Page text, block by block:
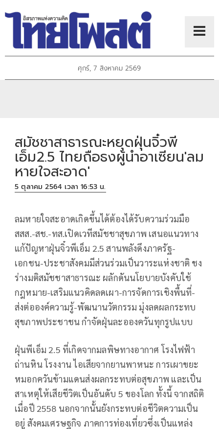
ศุกร์, 7 สิงหาคม 2569
สมัชชาสาธารณะหยุดฝุ่นจิ๋วพี
เอ็ม2.5 ไทยถือธงผู้นำอาเซียน'ลม
หายใจสะอาด'
5 ตุลาคม 2564 เวลา 16:53 น.
ลมหายใจสะอาดเกิดขึ้นได้ต้องได้รับความร่วมมือ
สสส.-สช.-ทส.เปิดเวทีสมัชชาสุขภาพ เสนอแนวทาง
แก้ปัญหาฝุ่นจิ๋วพีเอ็ม 2.5 สานพลังดึงภาครัฐ-
เอกชน-ประชาสังคมมีส่วนร่วมเป็นวาระแห่งชาติ ชง
ร่างมติสมัชชาสาธารณะ ผลักดันนโยบายบังคับใช้
กฎหมาย-เสริมแนวคิดลดเผา-การจัดการเชิงพื้นที่-
ส่งต่อองค์ความรู้-พัฒนานวัตกรรม มุ่งลดผลกระทบ
สุขภาพประชาชน กำจัดฝุ่นละอองควันทุกรูปแบบ
ฝุ่นพีเอ็ม 2.5 ที่เกิดจากมลพิษทางอากาศ โรงไฟฟ้า
ถ่านหิน โรงงาน ไอเสียจากยานพาหนะ การเผาขยะ
หมอกควันข้ามแดนส่งผลกระทบต่อสุขภาพ และเป็น
สาเหตุให้เสียชีวิตเป็นอันดับ 5 ของโลก ทั้งนี้ จากสถิติ
เมื่อปี 2558 นอกจากนั้นยังกระทบต่อชีวิตความเป็น
อยู่ สังคมเศรษฐกิจ ภาคการท่องเที่ยวซึ่งเป็นแหล่ง